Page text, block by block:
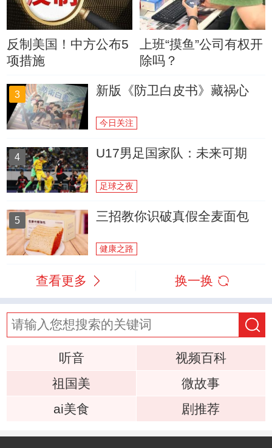
反制美国！中方公布5
项措施
上班“摸鱼”公司有权开
除吗？
3 新版《防卫白皮书》藏祸心
今日关注
4 U17男足国家队：未来可期
足球之夜
5 三招教你识破真假全麦面包
健康之路
查看更多 换一换
听音
视频百科
祖国美
微故事
ai美食
剧推荐